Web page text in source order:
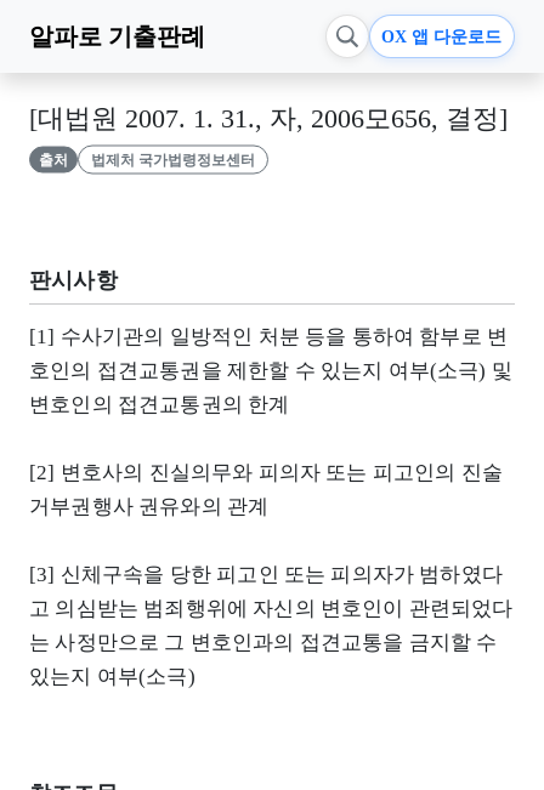
알파로 기출판례 OX 앱 다운로드
[대법원 2007. 1. 31., 자, 2006모656, 결정]
출처 법제처 국가법령정보센터
판시사항
[1] 수사기관의 일방적인 처분 등을 통하여 함부로 변
호인의 접견교통권을 제한할 수 있는지 여부(소극) 및
변호인의 접견교통권의 한계
[2] 변호사의 진실의무와 피의자 또는 피고인의 진술
거부권행사 권유와의 관계
[3] 신체구속을 당한 피고인 또는 피의자가 범하였다
고 의심받는 범죄행위에 자신의 변호인이 관련되었다
는 사정만으로 그 변호인과의 접견교통을 금지할 수
있는지 여부(소극)